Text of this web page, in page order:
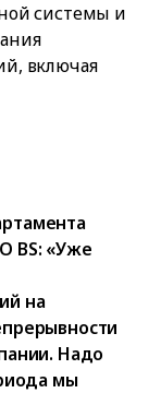
системы и
включая
BS: «Уже
на
Надо
мы